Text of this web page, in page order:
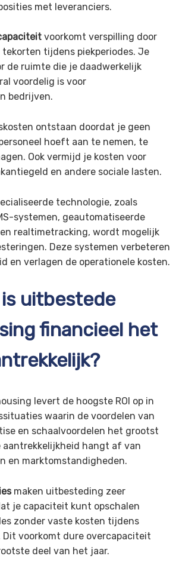
met leveranciers.
voorkomt verspilling door
tijdens piekperiodes. Je
de ruimte die je daadwerkelijk
voordelig is voor
bedrijven.
ontstaan doordat je geen
hoeft aan te nemen, te
Ook vermijd je kosten voor
en andere sociale lasten.
technologie, zoals
systemen, geautomatiseerde
realtimetracking, wordt mogelijk
Deze systemen verbeteren
en verlagen de operationele kosten.
is uitbestede
financieel het
levert de hoogste ROI op in
waarin de voordelen van
en schaalvoordelen het grootst
aantrekkelijkheid hangt af van
en marktomstandigheden.
maken uitbesteding zeer
je capaciteit kunt opschalen
zonder vaste kosten tijdens
Dit voorkomt dure overcapaciteit
deel van het jaar.